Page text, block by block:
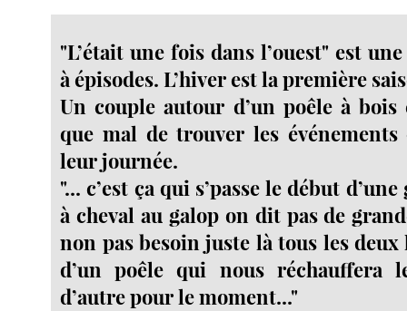
"L’était une fois dans l’ouest" est
à épisodes. L’hiver est la première
Un couple autour d’un poêle à bois
que mal de trouver les
leur journée.
"... c’est ça qui s’passe le début
à cheval au galop on dit pas de
non pas besoin juste là tous les
d’un poêle qui nous réchauffera
d’autre pour le moment..."